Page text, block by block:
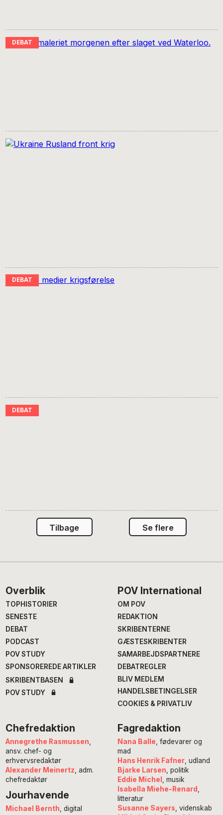
Tilbage Se flere
Footer
Overblik
TOPHISTORIER
SENESTE
DEBAT
PODCAST
POV STUDY
SPONSOREREDE ARTIKLER
SKRIBENTBASEN
POV STUDY
POV International
OM POV
REDAKTION
SKRIBENTERNE
GÆSTESKRIBENTER
SAMARBEJDSPARTNERE
DEBATREGLER
BLIV MEDLEM
HANDELSBETINGELSER
COOKIES & PRIVATLIV
Chefredaktion
Annegrethe Rasmussen
ansv. chef- og
erhvervsredaktør
Alexander Meinertz , adm.
chefredaktør
Jourhavende
Michael Bernth , digital
Fagredaktion
Nana Balle , fødevarer og
mad
Hans Henrik Fafner, udland
Bjarke Larsen , politik
Eddie Michel
, musik
Isabella Miehe-Renard
litteratur
Susanne Sayers , videnskab